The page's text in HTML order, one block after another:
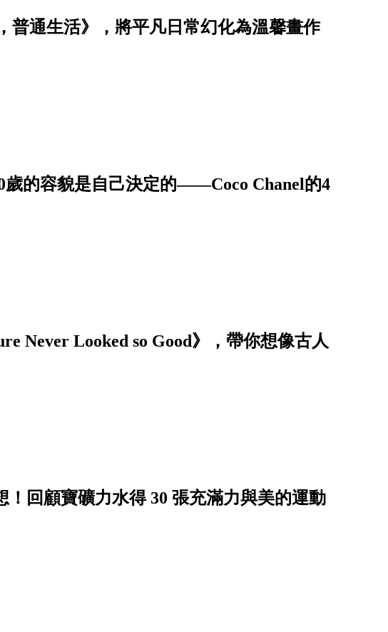
普通生活》，將平凡日常幻化為溫馨畫作
歲的容貌是自己決定的——Coco Chanel的4
Never Looked so Good》，帶你想像古人
回顧寶礦力水得 30 張充滿力與美的運動